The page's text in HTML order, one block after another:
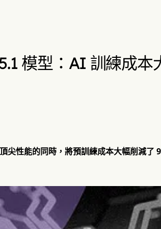
模型：AI 訓練成本
尖性能的同時，將預訓練成本大幅削減了